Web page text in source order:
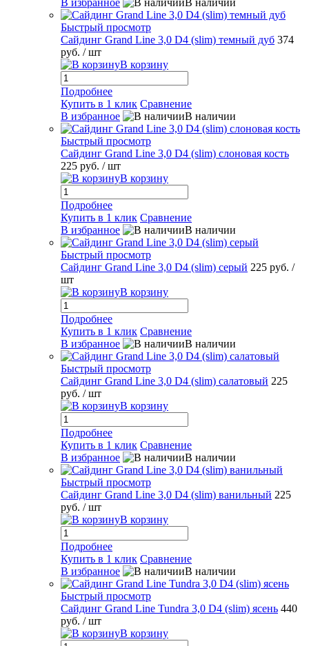
В избранное В наличии
Быстрый просмотр
Сайдинг Grand Line 3,0 D4 (slim) темный дуб 374
руб. / шт
В корзину
Подробнее
Купить в 1 клик Сравнение
В избранное
В наличии
Быстрый просмотр
Сайдинг Grand Line 3,0 D4 (slim) слоновая кость
225 руб. / шт
В корзину
Подробнее
Купить в 1 клик Сравнение
В избранное
В наличии
Быстрый просмотр
Сайдинг Grand Line 3,0 D4 (slim) серый 225 руб. /
шт
В корзину
Подробнее
Купить в 1 клик Сравнение
В избранное
В наличии
Быстрый просмотр
Сайдинг Grand Line 3,0 D4 (slim) салатовый 225
руб. / шт
В корзину
Подробнее
Купить в 1 клик Сравнение
В избранное
В наличии
Быстрый просмотр
Сайдинг Grand Line 3,0 D4 (slim) ванильный 225
руб. / шт
В корзину
Подробнее
Купить в 1 клик Сравнение
В избранное
В наличии
Быстрый просмотр
Сайдинг Grand Line Tundra 3,0 D4 (slim) ясень 440
руб. / шт
В корзину